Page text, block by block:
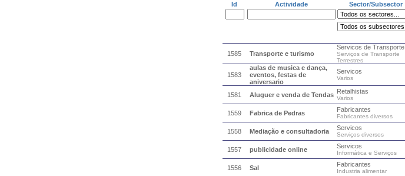
Id Actividade Sector/Subsector
1585 Transporte e turismo
Servicos de Transporte
Serviços de Transporte
Terrestres
1583
aulas de musica e dança,
eventos, festas de
aniversario
Servicos
Varios
1581 Aluguer e venda de Tendas Retalhistas
Varios
1559 Fabrica de Pedras Fabricantes
Fabricantes diversos
1558 Mediação e consultadoria Servicos
Serviços diversos
1557 publicidade online Servicos
Informática e Serviços
1556 Sal Fabricantes
Industria alimentar